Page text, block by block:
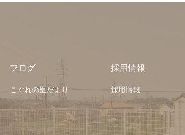
ブログ
こぐれの里だより
採用情報
採用情報